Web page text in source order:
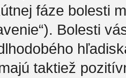
fáze bolesti
Bolesti
taktiež